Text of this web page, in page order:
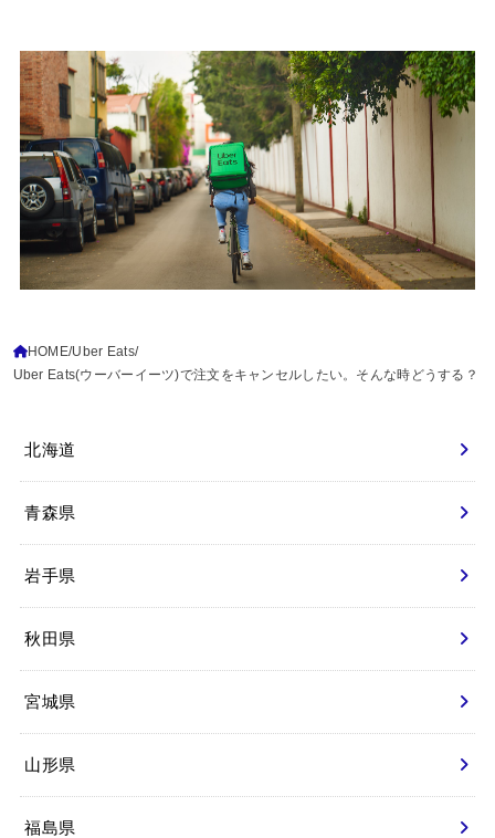
HOME Uber Eats
Uber Eats(ウーバーイーツ)で注文をキャンセルしたい。そんな時どうする？
北海道
青森県
岩手県
秋田県
宮城県
山形県
福島県